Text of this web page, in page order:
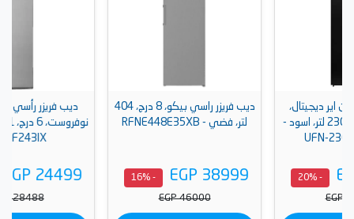
ديب فريزر راسي بيكو، 8 درج، 404
لتر، فضي - RFNE448E35XB
EGP 38999
- 16%
ديب فريزر رأسي وايت بوينت،
نوفروست، 6 درج، 181 لتر، فضي -
EGP 24499
- 15%